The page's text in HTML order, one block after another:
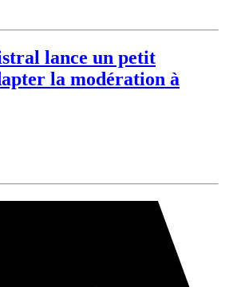
lance un petit
la modération à